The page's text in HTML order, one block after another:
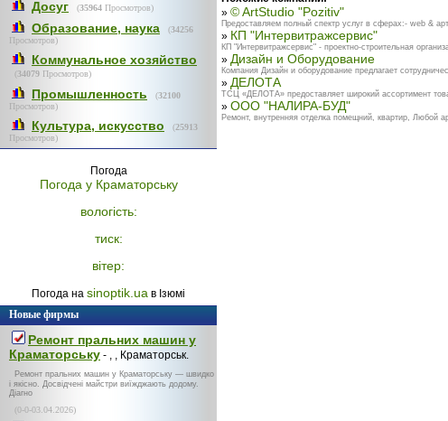
Досуг (35964 Просмотров)
Образование, наука (34256
Просмотров)
Коммунальное хозяйство
(34079 Просмотров)
Промышленность (32100
Просмотров)
Культура, искусство (25913
Просмотров)
Погода
Погода у Краматорську
вологість:
тиск:
вітер:
Погода на sinoptik.ua в Ізюмі
Новые фирмы
Ремонт пральних машин у
Краматорську - , , Краматорськ.
Ремонт пральних машин у Краматорську — швидко
і якісно. Досвідчені майстри виїжджають додому.
Діагно
(0-0-03.04.2026)
» © ArtStudio "Pozitiv"
Предоставляем полный спектр услуг в сферах:- web &
» КП "Интервитражсервис"
КП "Интервитражсервис" - проектно-строительная
» Дизайн и Оборудование
Компания Дизайн и оборудование предлагает
» ДЕЛОТА
ТСЦ «ДЕЛОТА» предоставляет широкий ассортимент
» ООО "НАЛИРА-БУД"
Ремонт, внутренняя отделка помещний, квартир, Любой